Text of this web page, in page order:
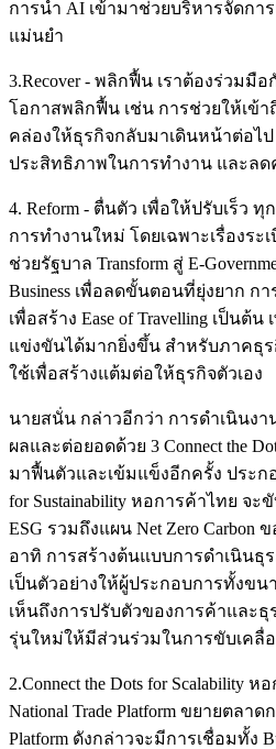
การนำ AI เข้ามาช่วยบริหารจัดกา
แม่นยำ
3.Recover - พลิกฟื้น เราต้องร่วมมื
โอกาสพลิกฟื้น เช่น การช่วยให้เข้า
คล่องให้ธุรกิจกลับมาเดินหน้าต่อไ
ประสิทธิภาพในการทำงาน และลด
4. Reform - ตื่นตัว เพื่อให้ปรับเร็ว
การทำงานใหม่ โดยเฉพาะเรื่องร
ช่วยรัฐบาล Transform สู่ E-
Business เพื่อลดขั้นตอนที่ยุ่งยาก ก
เพื่อสร้าง Ease of Travelling เป็นต้
แข่งขันได้มากยิ่งขึ้น สำหรับภาคธุ
ใช้เพื่อสร้างแต้มต่อให้ธุรกิจตัวเอง
นายสนั่น กล่าวอีกว่า การดำเนินง
ผลและต่อยอดด้วย 3 Connect the
มาฟื้นตัวและเข้มแข็งอีกครั้ง ประกอ
for Sustainability หอการค้าไทย จะ
ESG รวมถึงแผน Net Zero Carbon
อาทิ การสร้างต้นแบบการดำเนินธุร
เป็นตัวอย่างให้ผู้ประกอบการทั้งขน
เห็นถึงการปรับตัวของการค้าและ
รุ่นใหม่ให้มีส่วนร่วมในการขับเคลื่
2.Connect the Dots for Scalability
National Trade Platform ขยายตลา
Platform ดังกล่าวจะมีการเชื่อมทั้ง